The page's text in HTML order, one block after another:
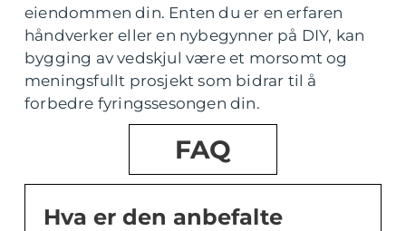
eiendommen din. Enten du er en erfaren
håndverker eller en nybegynner på DIY, kan
bygging av vedskjul være et morsomt og
meningsfullt prosjekt som bidrar til å
forbedre fyringssesongen din.
FAQ
Hva er den anbefalte